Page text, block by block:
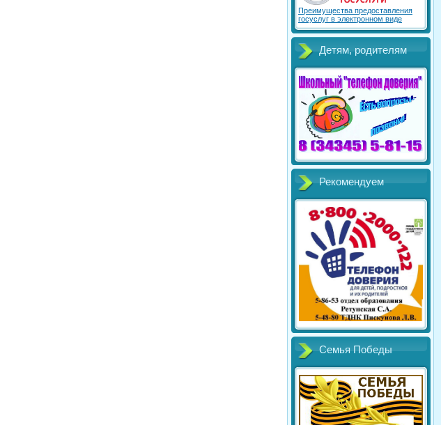
Преимущества предоставления
госуслуг в электронном виде
Детям, родителям
Рекомендуем
Семья Победы